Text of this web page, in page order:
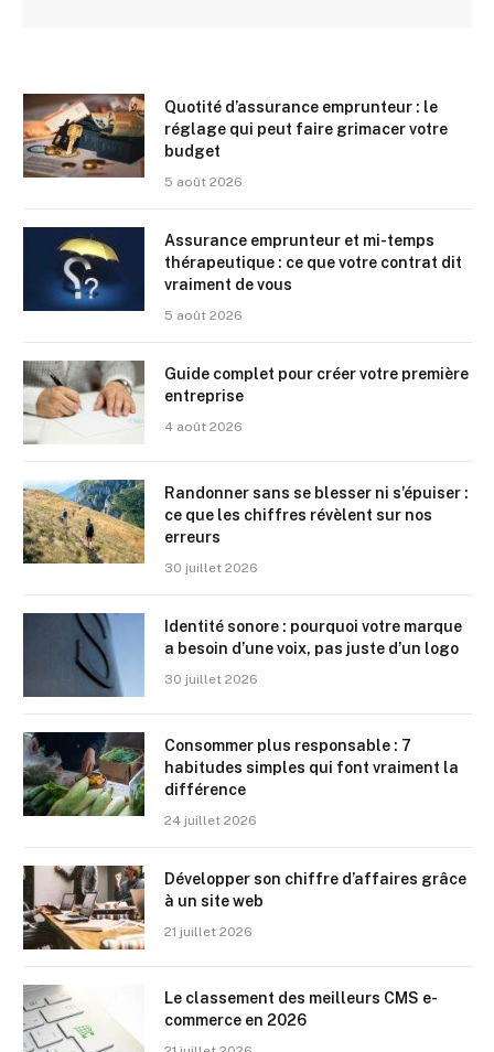
Quotité d’assurance emprunteur : le
réglage qui peut faire grimacer votre
budget
5 août 2026
Assurance emprunteur et mi-temps
thérapeutique : ce que votre contrat dit
vraiment de vous
5 août 2026
Guide complet pour créer votre première
entreprise
4 août 2026
Randonner sans se blesser ni s’épuiser :
ce que les chiffres révèlent sur nos
erreurs
30 juillet 2026
Identité sonore : pourquoi votre marque
a besoin d’une voix, pas juste d’un logo
30 juillet 2026
Consommer plus responsable : 7
habitudes simples qui font vraiment la
différence
24 juillet 2026
Développer son chiffre d’affaires grâce
à un site web
21 juillet 2026
Le classement des meilleurs CMS e-
commerce en 2026